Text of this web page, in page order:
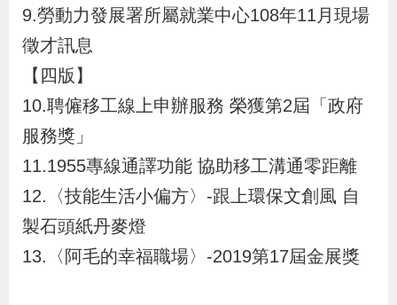
辦
導
專
區
相
連
9.勞動力發展署所屬就業中心108年11月現場
徵才訊息
【四版】
10.聘僱移工線上申辦服務 榮獲第2屆「政府
服務獎」
11.1955專線通譯功能 協助移工溝通零距離
12.〈技能生活小偏方〉-跟上環保文創風 自
製石頭紙丹麥燈
13.〈阿毛的幸福職場〉-2019第17屆金展獎